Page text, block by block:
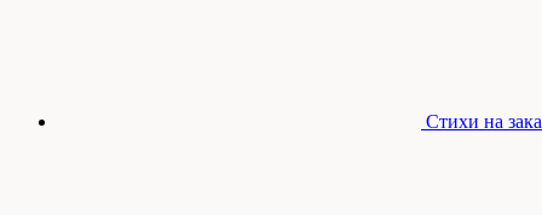
Стихи на